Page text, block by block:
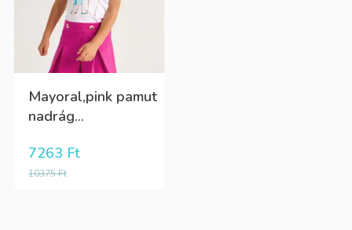
Mayoral,pink pamut
nadrág...
10375Ft
7263 Ft